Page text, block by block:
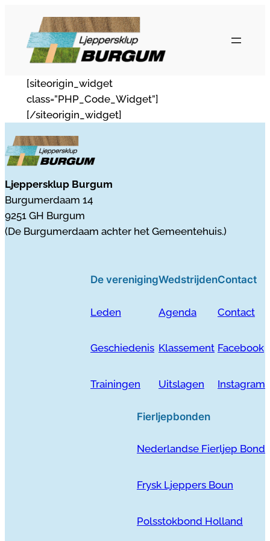
inhoud
[siteorigin_widget
class=”PHP_Code_Widget”]
[/siteorigin_widget]
Ljeppersklup Burgum
Burgumerdaam 14
9251 GH Burgum
(De Burgumerdaam achter het Gemeentehuis.)
De vereniging
Leden
Geschiedenis
Trainingen
Wedstrijden
Agenda
Klassement
Uitslagen
Contact
Contact
Facebook
Instagram
Fierljepbonden
Nederlandse Fierljep Bond
Frysk Ljeppers Boun
Polsstokbond Holland